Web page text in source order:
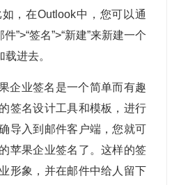
，在Outlook中，您可以通
件”>“签名”>“新建”来新建一个
进去。
企业签名是一个简单而有趣
签名设计工具和模板，进行
导入到邮件客户端，您就可
苹果企业签名了。这样的签
形象，并在邮件中给人留下